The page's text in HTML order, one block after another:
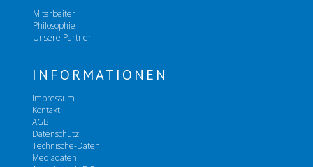
Mitarbeiter
Philosophie
Unsere Partner
INFORMATIONEN
Impressum
Kontakt
AGB
Datenschutz
Technische-Daten
Mediadaten